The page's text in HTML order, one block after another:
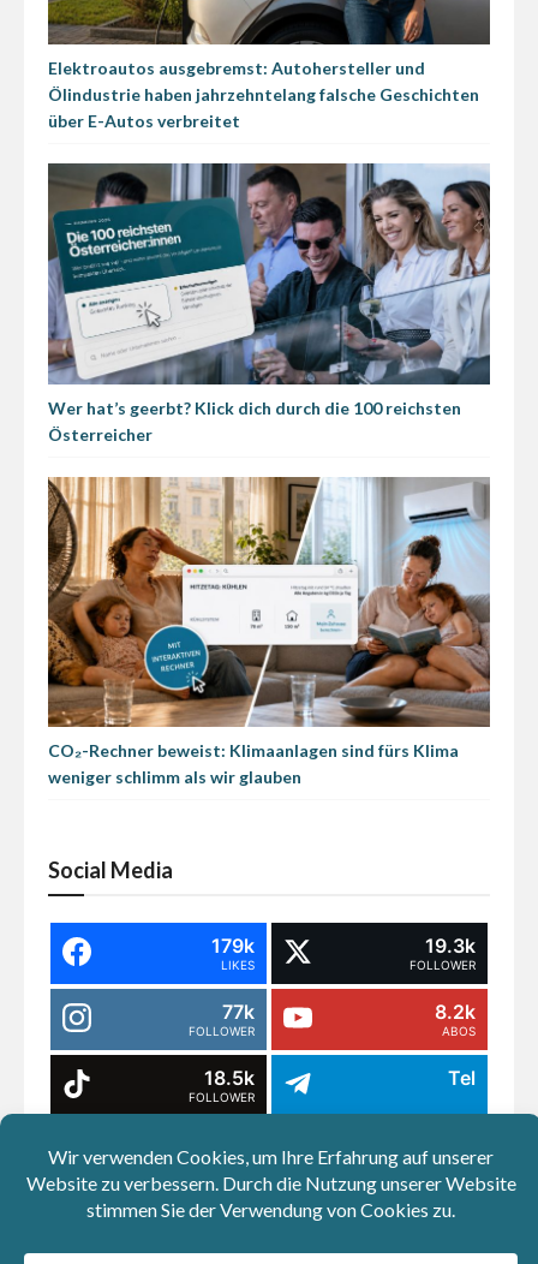
Elektroautos ausgebremst: Autohersteller und
Ölindustrie haben jahrzehntelang falsche Geschichten
über E-Autos verbreitet
Wer hat’s geerbt? Klick dich durch die 100 reichsten
Österreicher
CO₂-Rechner beweist: Klimaanlagen sind fürs Klima
weniger schlimm als wir glauben
Social Media
179k
LIKES
19.3k
FOLLOWER
77k
FOLLOWER
8.2k
ABOS
18.5k
FOLLOWER
Tel
NEWS
14.5k Bluesky